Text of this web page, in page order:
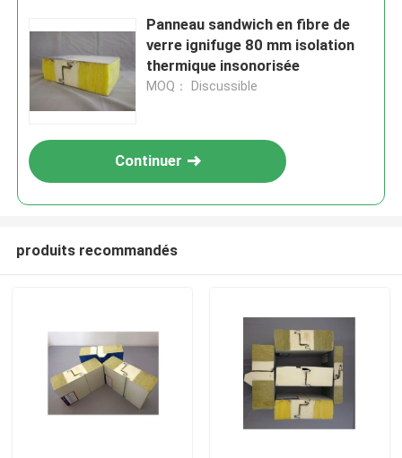
Panneau sandwich en fibre de
verre ignifuge 80 mm isolation
thermique insonorisée
MOQ： Discussible
Continuer
produits recommandés